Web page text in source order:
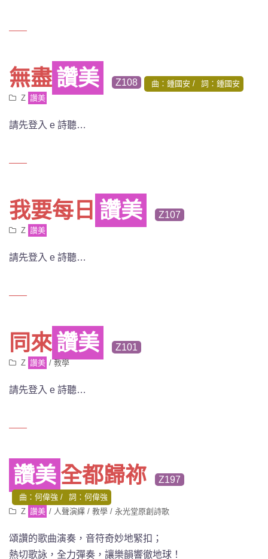
無盡讚美 Z108 曲：鍾國安
詞：鍾國安
Z 讚美
請先登入 e 詩聽…
我要每日 讚美 Z107
Z 讚美
請先登入 e 詩聽…
同來讚美 Z101
Z 讚美 /教學
請先登入 e 詩聽…
讚美全都歸祢 Z197
曲：何偉強
詞：何偉強
Z 讚美 / 人聲演繹 /教學 /永光堂原創詩歌
頌讚的歌曲演奏 ，音符奇妙地緊扣；
熱切歌詠，全力彈奏，讓樂韻響徹地球！